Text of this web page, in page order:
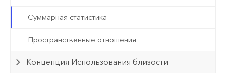
Суммарная статистика
Пространственные отношения
Концепция Использования близости